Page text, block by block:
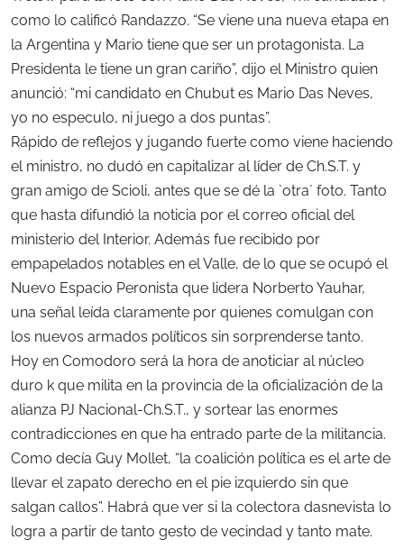
como lo calificó Randazzo. “Se viene una nueva etapa en
la Argentina y Mario tiene que ser un protagonista. La
Presidenta le tiene un gran cariño”, dijo el Ministro quien
anunció: “mi candidato en Chubut es Mario Das Neves,
yo no especulo, ni juego a dos puntas”.
Rápido de reflejos y jugando fuerte como viene haciendo
el ministro, no dudó en capitalizar al líder de Ch.S.T. y
gran amigo de Scioli, antes que se dé la `otra´ foto. Tanto
que hasta difundió la noticia por el correo oficial del
ministerio del Interior. Además fue recibido por
empapelados notables en el Valle, de lo que se ocupó el
Nuevo Espacio Peronista que lidera Norberto Yauhar,
una señal leída claramente por quienes comulgan con
los nuevos armados políticos sin sorprenderse tanto.
Hoy en Comodoro será la hora de anoticiar al núcleo
duro k que milita en la provincia de la oficialización de la
alianza PJ Nacional-Ch.S.T., y sortear las enormes
contradicciones en que ha entrado parte de la militancia.
Como decía Guy Mollet, “la coalición política es el arte de
llevar el zapato derecho en el pie izquierdo sin que
salgan callos”. Habrá que ver si la colectora dasnevista lo
logra a partir de tanto gesto de vecindad y tanto mate.